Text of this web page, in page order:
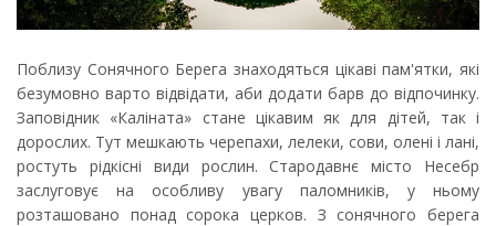
Поблизу Сонячного Берега знаходяться цікаві пам'ятки, які
безумовно варто відвідати, аби додати барв до відпочинку.
Заповідник «Каліната» стане цікавим як для дітей, так і
дорослих. Тут мешкають черепахи, лелеки, сови, олені і лані,
ростуть рідкісні види рослин. Стародавнє місто Несебр
заслуговує на особливу увагу паломників, у ньому
розташовано понад сорока церков. З сонячного берега